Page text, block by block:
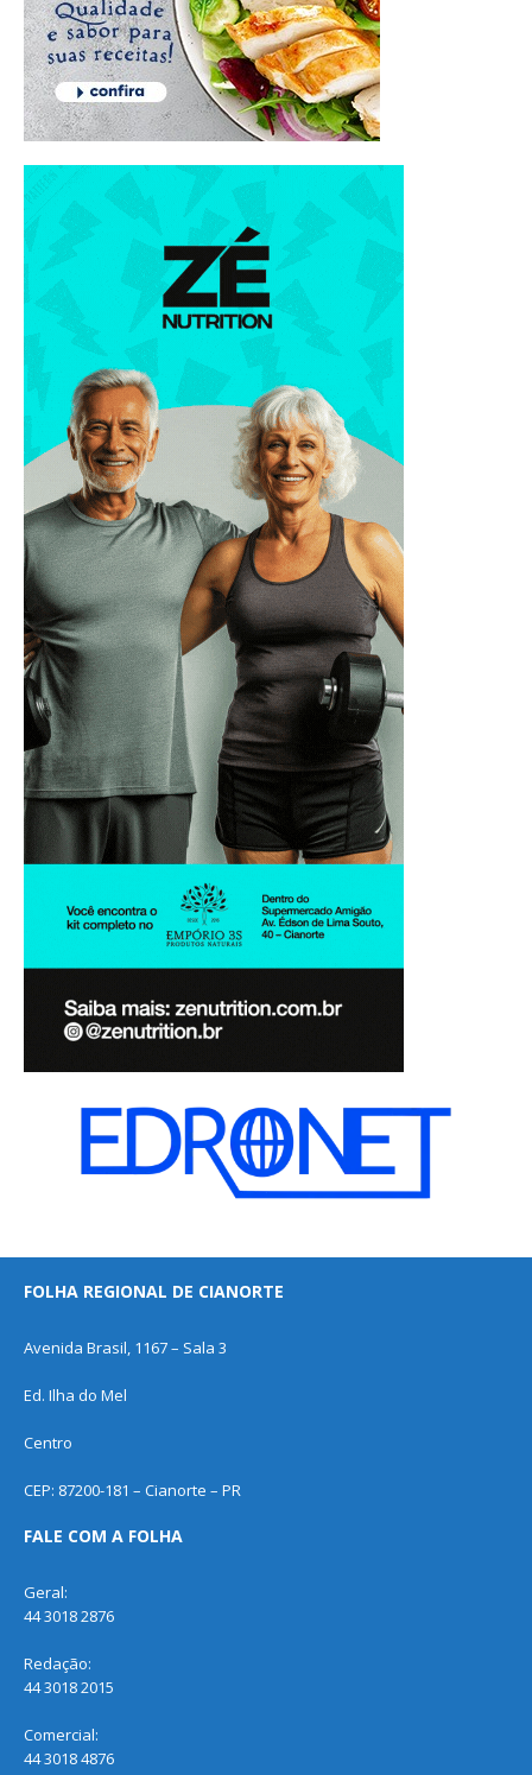
FOLHA REGIONAL DE CIANORTE
Avenida Brasil, 1167 – Sala 3
Ed. Ilha do Mel
Centro
CEP: 87200-181 – Cianorte – PR
FALE COM A FOLHA
Geral:
44 3018 2876
Redação:
44 3018 2015
Comercial:
44 3018 4876